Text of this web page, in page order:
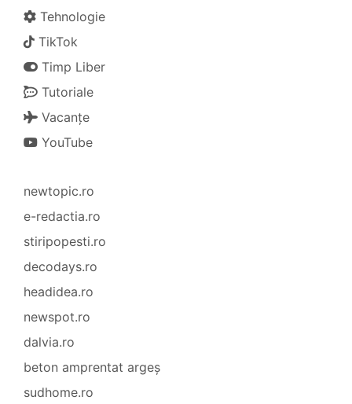
Tehnologie
TikTok
Timp Liber
Tutoriale
Vacanțe
YouTube
newtopic.ro
e-redactia.ro
stiripopesti.ro
decodays.ro
headidea.ro
newspot.ro
dalvia.ro
beton amprentat argeș
sudhome.ro